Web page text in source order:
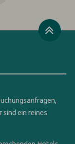
ein reines